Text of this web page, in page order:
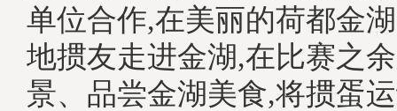
单位合作,在美丽的荷都金
地掼友走进金湖,在比赛之
景、品尝金湖美食,将掼蛋